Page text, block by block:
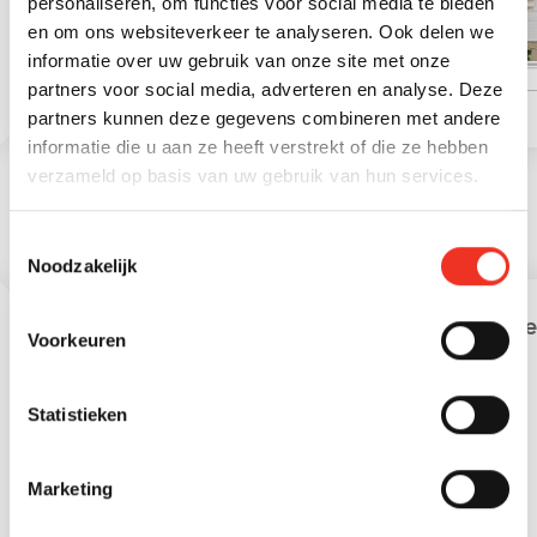
en om ons websiteverkeer te analyseren. Ook delen we
informatie over uw gebruik van onze site met onze
partners voor social media, adverteren en analyse. Deze
partners kunnen deze gegevens combineren met andere
informatie die u aan ze heeft verstrekt of die ze hebben
verzameld op basis van uw gebruik van hun services.
Noodzakelijk
Voorkeuren
Statistieken
Marketing
Aantal woonlagen 4 woonlagen
Overige inpandige
ruimte
19 m2